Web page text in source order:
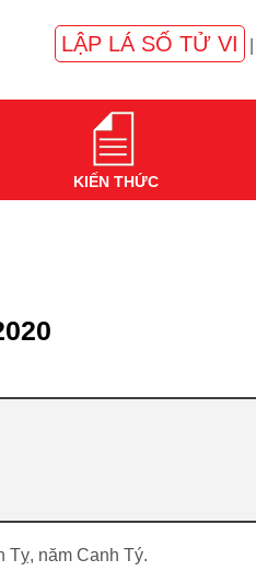
LẬP LÁ SỐ TỬ VI
KIẾN THỨC
Tỵ, năm Canh Tý.